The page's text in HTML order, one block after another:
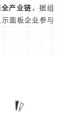
产业链 ，据组
面板企业参与